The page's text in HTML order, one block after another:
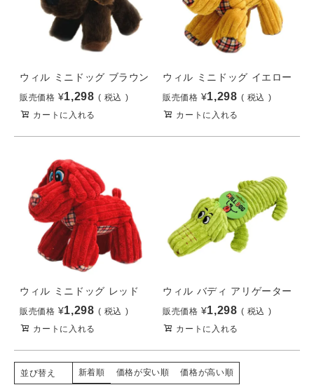
ウィル ミニドッグ ブラウン
販売価格 ¥1,298
税込
カートに入れる
ウィル ミニドッグ イエロー
販売価格 ¥1,298
税込
カートに入れる
ウィル ミニドッグ レッド
販売価格 ¥1,298
税込
カートに入れる
ウィル バディ アリゲーター
販売価格 ¥1,298
税込
カートに入れる
並び替え 新着順 価格が安い順 価格が高い順